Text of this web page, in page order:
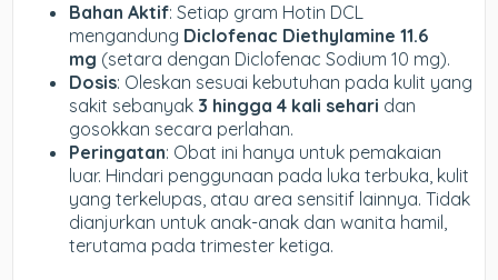
Bahan Aktif: Setiap gram Hotin DCL
mengandung Diclofenac Diethylamine 11.6
mg (setara dengan Diclofenac Sodium 10 mg).
Dosis: Oleskan sesuai kebutuhan pada kulit yang
sakit sebanyak 3 hingga 4 kali sehari dan
gosokkan secara perlahan.
Peringatan: Obat ini hanya untuk pemakaian
luar. Hindari penggunaan pada luka terbuka, kulit
yang terkelupas, atau area sensitif lainnya. Tidak
dianjurkan untuk anak-anak dan wanita hamil,
terutama pada trimester ketiga.